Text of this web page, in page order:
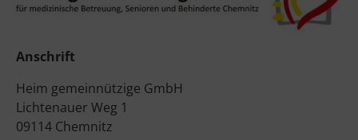
Anschrift
Heim gemeinnützige GmbH
Lichtenauer Weg 1
09114 Chemnitz